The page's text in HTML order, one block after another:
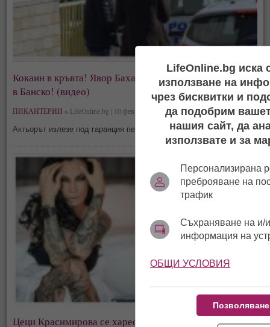
Кокаин в кръвта! Явор Бахаров проговори след ареста
в Банско! (видео)
ПИКАНТЕРИИ » LifeOnline.bg | 10 февруари, 10:32
Актьорът излезе под гаранция пет хиляди лева
Цеци Красимирова се хареса и руса (снимки)
LifeOnline.bg иска
използване на
чрез бисквитки и
да подобрим
нашия сайт, да
използвате и за
Персонализирана
преброяване на
трафик
Съхраняване на и/
информация на
ОБЩИ УСЛОВИЯ